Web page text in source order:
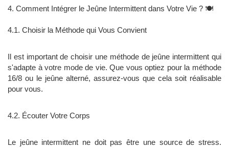
4. Comment Intégrer le Jeûne Intermittent dans Votre Vie ? 🍽️
4.1. Choisir la Méthode qui Vous Convient
Il est important de choisir une méthode de jeûne intermittent qui
s'adapte à votre mode de vie. Que vous optiez pour la méthode
16/8 ou le jeûne alterné, assurez-vous que cela soit réalisable
pour vous.
4.2. Écouter Votre Corps
Le jeûne intermittent ne doit pas être une source de stress.